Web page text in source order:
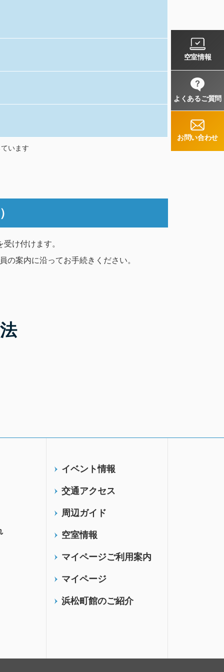
います
け付けます。
の案内に沿ってお手続きください。
空室情報
よくあるご質問
お問い合わせ
イベント情報
交通アクセス
周辺ガイド
空室情報
マイページご利用案内
マイページ
浜松町館のご紹介